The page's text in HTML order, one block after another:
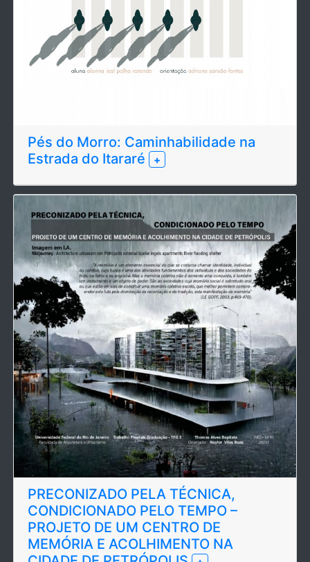
Pés do Morro: Caminhabilidade na
Estrada do Itararé
+
PRECONIZADO PELA TÉCNICA,
CONDICIONADO PELO TEMPO –
PROJETO DE UM CENTRO DE
MEMÓRIA E ACOLHIMENTO NA